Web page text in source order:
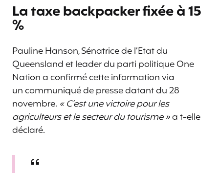
La taxe backpacker fixée à 15
%
Pauline Hanson, Sénatrice de l’Etat du
Queensland et leader du parti politique One
Nation a confirmé cette information via
un communiqué de presse datant du 28
novembre. « C’est une victoire pour les
agriculteurs et le secteur du tourisme »a t-elle
déclaré.